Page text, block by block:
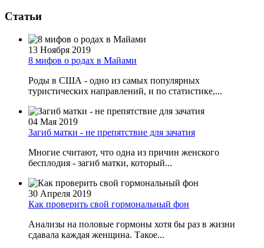
Статьи
13 Ноября 2019
8 мифов о родах в Майами
Роды в США - одно из самых популярных
туристических направлений, и по статистике,...
04 Мая 2019
Загиб матки - не препятствие для зачатия
Многие считают, что одна из причин женского
бесплодия - загиб матки, который...
30 Апреля 2019
Как проверить свой гормональный фон
Анализы на половые гормоны хотя бы раз в жизни
сдавала каждая женщина. Такое...